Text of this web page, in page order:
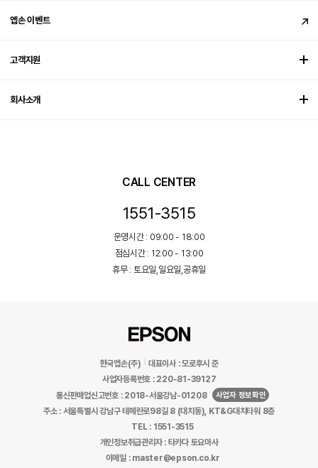
엡손 이벤트
고객지원
회사소개
CALL CENTER
1551-3515
운영시간 : 09:00 - 18:00
점심시간 : 12:00 - 13:00
휴무 : 토요일,일요일,공휴일
한국엡손(주)
대표이사 : 모로후시 준
사업자등록번호 : 220-81-39127
통신판매업신고번호 : 2018-서울강남-01208
사업자 정보확인
주소 : 서울특별시 강남구 테헤란로98길 8 (대치동), KT&G대치타워 8층
TEL : 1551-3515
개인정보취급관리자 : 타카다 토요마사
이메일 : master@epson.co.kr